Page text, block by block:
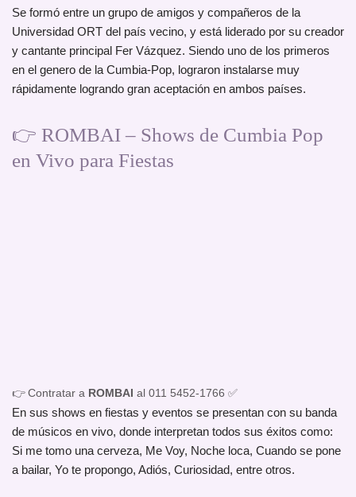
Se formó entre un grupo de amigos y compañeros de la
Universidad ORT del país vecino, y está liderado por su creador
y cantante principal Fer Vázquez. Siendo uno de los primeros
en el genero de la Cumbia-Pop, lograron instalarse muy
rápidamente logrando gran aceptación en ambos países.
👉 ROMBAI – Shows de Cumbia Pop
en Vivo para Fiestas
👉 Contratar a ROMBAI al 011 5452-1766 ✅
En sus shows en fiestas y eventos se presentan con su banda
de músicos en vivo, donde interpretan todos sus éxitos como:
Si me tomo una cerveza, Me Voy, Noche loca, Cuando se pone
a bailar, Yo te propongo, Adiós, Curiosidad, entre otros.